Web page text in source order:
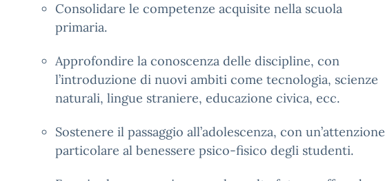
Consolidare le competenze acquisite nella scuola
primaria.
Approfondire la conoscenza delle discipline, con
l’introduzione di nuovi ambiti come tecnologia, scienze
naturali, lingue straniere, educazione civica, ecc.
Sostenere il passaggio all’adolescenza, con un’attenzione
particolare al benessere psico-fisico degli studenti.